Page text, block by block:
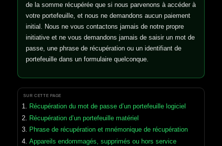
de la somme récupérée que si nous parvenons à accéder à
votre portefeuille, et nous ne demandons aucun paiement
initial. Nous ne vous contactons jamais de notre propre
initiative et ne vous demandons jamais de saisir un mot de
passe, une phrase de récupération ou un identifiant de
portefeuille dans un formulaire quelconque.
SUR CETTE PAGE
Récupération du mot de passe d’un portefeuille logiciel
Récupération d’un portefeuille matériel
Phrase de récupération et mnémonique de récupération
Appareils endommagés, supprimés ou hors service